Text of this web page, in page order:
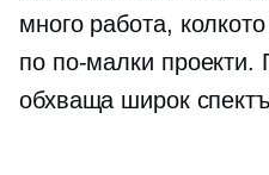
много работа,
по по-малки проекти.
обхваща широк